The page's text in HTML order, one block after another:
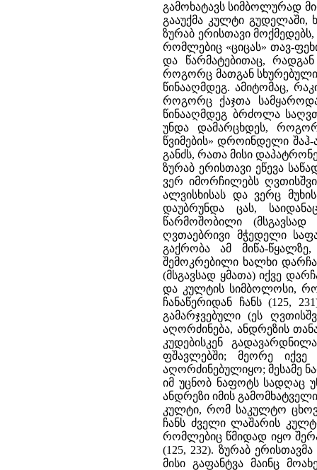
გამოხატავს სიმბოლურად
გააუქმა კულტი გუდელაში,
ზურაბ ერისთავი
რომლებიც «ციცას» თავ-
და წარმატებითაც,
როგორც მათგან
წინააღმდეგ. ამიტომაც,
როგორც ქაჯთა
წინააღმდეგ ბრძოლა
უნდა დამარცხდეს,
წვიმების» დროინდელი
განძს, რათა მისი
ზურაბ ერისთავი ეწევა
ვერ იმორჩილებს
ალვისხისას და ვერც
დაუბრუნდა ცას,
წარმოშობილი
ღვთაებრივი მჭედელი
გაქრობა ამ მიწა-
შემოკრებილი ხალხი დარჩა
(მსგავსად ყმათა) იქვე
და კულტის სიმბოლოსი,
ჩანაწერიდან ჩანს (125,
გამარჯვებული (ეს
აღორძინება, ანდრეზის
კუდებისკენ
ფშავლებში; მეორე
აღორძინებულიყო; მესამე
იმ უცნობ ნაფოტს სადღაც
ანდრეზი იმის
კულტი, რომ საკულტო
ჩანს ძველი ლაშარის
რომლებიც წმიდად იყო
(125, 232). ზურაბ
მისი გაფანტვა მაინც